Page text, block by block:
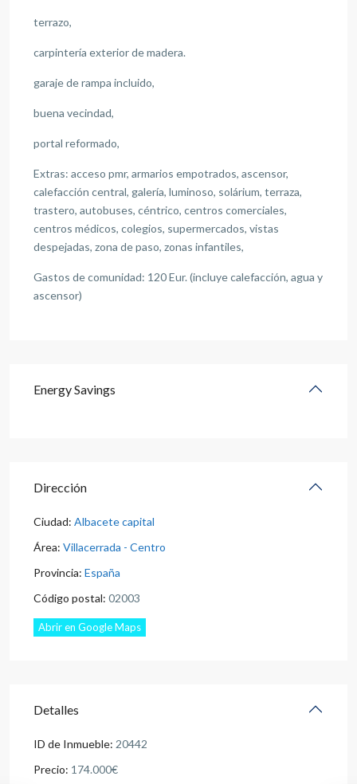
terrazo,
carpintería exterior de madera.
garaje de rampa incluido,
buena vecindad,
portal reformado,
Extras: acceso pmr, armarios empotrados, ascensor,
calefacción central, galería, luminoso, solárium, terraza,
trastero, autobuses, céntrico, centros comerciales,
centros médicos, colegios, supermercados, vistas
despejadas, zona de paso, zonas infantiles,
Gastos de comunidad: 120 Eur. (incluye calefacción, agua y
ascensor)
Energy Savings
Dirección
Ciudad: Albacete capital
Área: Villacerrada - Centro
Provincia: España
Código postal: 02003
Abrir en Google Maps
Detalles
ID de Inmueble: 20442
Precio: 174.000€